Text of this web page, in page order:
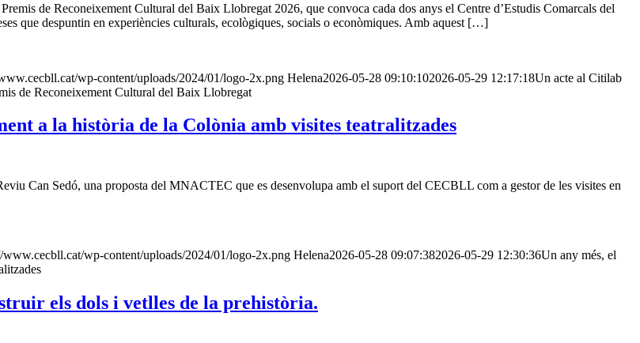
de Reconeixement Cultural del Baix Llobregat 2026, que convoca cada dos anys el Centre d’Estudis Comarcals del
que despuntin en experiències culturals, ecològiques, socials o econòmiques. Amb aquest […]
wp-content/uploads/2024/01/logo-2x.png Helena2026-05-28 09:10:102026-05-29 12:17:18Un acte al Citilab
de Reconeixement Cultural del Baix Llobregat
a la història de la Colònia amb visites teatralitzades
Can Sedó, una proposta del MNACTEC que es desenvolupa amb el suport del CECBLL com a gestor de les visites en
www.cecbll.cat/wp-content/uploads/2024/01/logo-2x.png Helena2026-05-28 09:07:382026-05-29 12:30:36Un any més, el
els dols i vetlles de la prehistòria.